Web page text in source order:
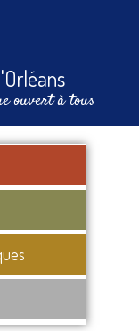
ouvert à tous